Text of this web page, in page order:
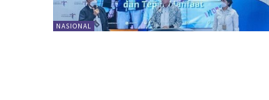
NASIONAL